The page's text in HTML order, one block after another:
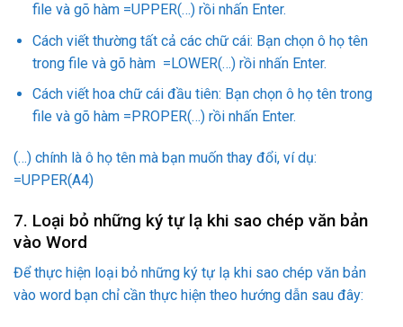
file và gõ hàm =UPPER(…) rồi nhấn Enter.
Cách viết thường tất cả các chữ cái: Bạn chọn ô họ tên
trong file và gõ hàm =LOWER(…) rồi nhấn Enter.
Cách viết hoa chữ cái đầu tiên: Bạn chọn ô họ tên trong
file và gõ hàm =PROPER(…) rồi nhấn Enter.
(…) chính là ô họ tên mà bạn muốn thay đổi, ví dụ:
=UPPER(A4)
7. Loại bỏ những ký tự lạ khi sao chép văn bản
vào Word
Để thực hiện loại bỏ những ký tự lạ khi sao chép văn bản
vào word bạn chỉ cần thực hiện theo hướng dẫn sau đây: